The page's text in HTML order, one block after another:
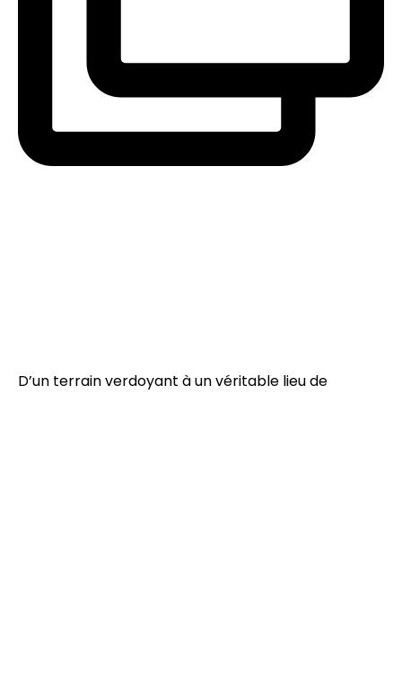
D’un terrain verdoyant à un véritable lieu de